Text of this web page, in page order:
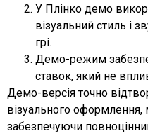
У Плінко демо
візуальний стиль і
грі.
Демо-режим
ставок, який не
Демо-версія точно
візуального
забезпечуючи